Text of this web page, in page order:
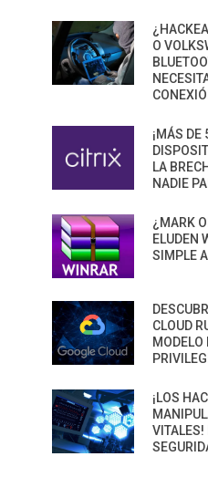
LAVAR EL CEREBRO A
NAVEGADORES CON IA
ROBAR SECRETOS
O
¡MÁS DE
LA
NADIE
¿MARK
ELUDEN
SIMPLE
CLOUD
MODELO
¡LOS
VITALES!